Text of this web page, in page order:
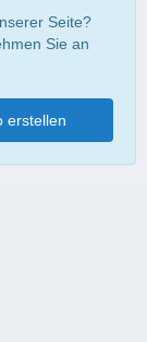
Seite?
Sie an
erstellen